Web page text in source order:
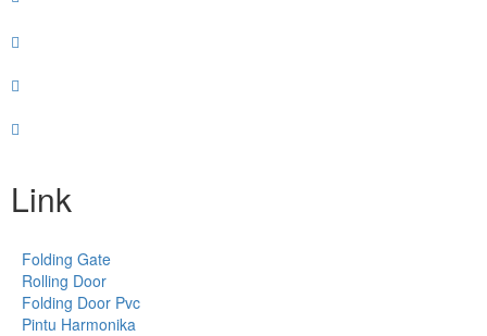
Link
Folding Gate
Rolling Door
Folding Door Pvc
Pintu Harmonika